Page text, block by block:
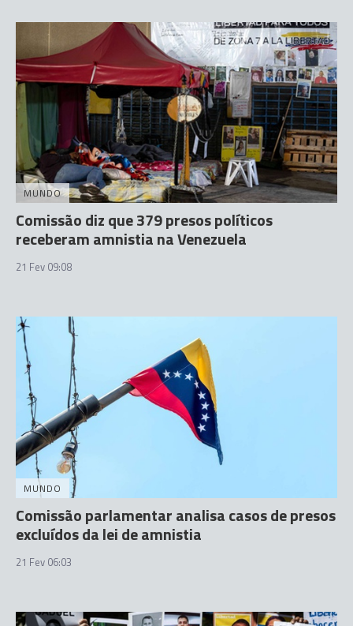
MUNDO
Comissão diz que 379 presos políticos
receberam amnistia na Venezuela
21 Fev 09:08
MUNDO
Comissão parlamentar analisa casos de presos
excluídos da lei de amnistia
21 Fev 06:03